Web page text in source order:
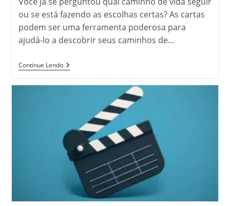
ou se está fazendo as escolhas certas? As cartas
podem ser uma ferramenta poderosa para
ajudá-lo a descobrir seus caminhos de…
Continue LendoCaminhos
De
Jornada
De
Autoconhecimento